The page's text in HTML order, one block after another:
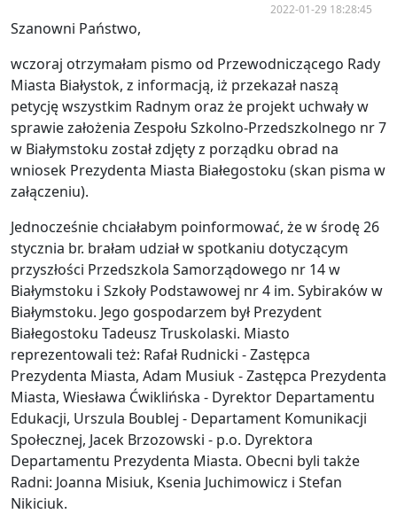
2022-01-29 18:28:45
Szanowni Państwo,
wczoraj otrzymałam pismo od Przewodniczącego Rady
Miasta Białystok, z informacją, iż przekazał naszą
petycję wszystkim Radnym oraz że projekt uchwały w
sprawie założenia Zespołu Szkolno-Przedszkolnego nr 7
w Białymstoku został zdjęty z porządku obrad na
wniosek Prezydenta Miasta Białegostoku (skan pisma w
załączeniu).
Jednocześnie chciałabym poinformować, że w środę 26
stycznia br. brałam udział w spotkaniu dotyczącym
przyszłości Przedszkola Samorządowego nr 14 w
Białymstoku i Szkoły Podstawowej nr 4 im. Sybiraków w
Białymstoku. Jego gospodarzem był Prezydent
Białegostoku Tadeusz Truskolaski. Miasto
reprezentowali też: Rafał Rudnicki - Zastępca
Prezydenta Miasta, Adam Musiuk - Zastępca Prezydenta
Miasta, Wiesława Ćwiklińska - Dyrektor Departamentu
Edukacji, Urszula Boublej - Departament Komunikacji
Społecznej, Jacek Brzozowski - p.o. Dyrektora
Departamentu Prezydenta Miasta. Obecni byli także
Radni: Joanna Misiuk, Ksenia Juchimowicz i Stefan
Nikiciuk.